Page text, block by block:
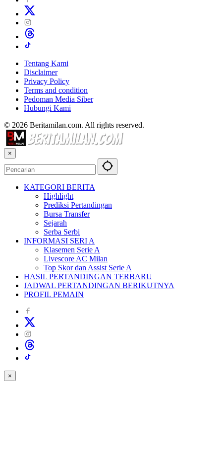
Tentang Kami
Disclaimer
Privacy Policy
Terms and condition
Pedoman Media Siber
Hubungi Kami
© 2026 Beritamilan.com. All rights reserved.
×
KATEGORI BERITA
Highlight
Prediksi Pertandingan
Bursa Transfer
Sejarah
Serba Serbi
INFORMASI SERI A
Klasemen Serie A
Livescore AC Milan
Top Skor dan Assist Serie A
HASIL PERTANDINGAN TERBARU
JADWAL PERTANDINGAN BERIKUTNYA
PROFIL PEMAIN
×